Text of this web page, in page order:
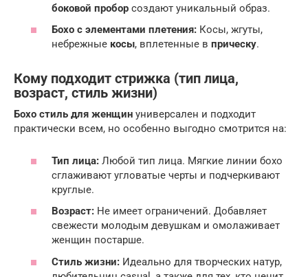
боковой пробор создают уникальный образ.
Бохо с элементами плетения: Косы, жгуты,
небрежные косы, вплетенные в прическу.
Кому подходит стрижка (тип лица,
возраст, стиль жизни)
Бохо стиль для женщин универсален и подходит
практически всем, но особенно выгодно смотрится на:
Тип лица: Любой тип лица. Мягкие линии бохо
сглаживают угловатые черты и подчеркивают
круглые.
Возраст: Не имеет ограничений. Добавляет
свежести молодым девушкам и омолаживает
женщин постарше.
Стиль жизни: Идеально для творческих натур,